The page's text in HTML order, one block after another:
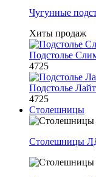
Чугунные
Хиты продаж
Подстолье
4725
Подстолье
4725
Столешницы
Столешницы